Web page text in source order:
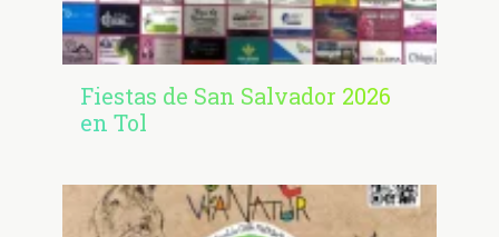
Fiestas de San Salvador 2026
en Tol